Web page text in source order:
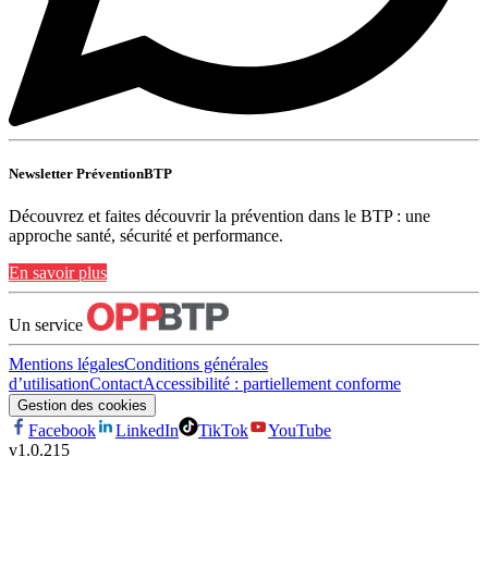
Newsletter PréventionBTP
Découvrez et faites découvrir la prévention dans le BTP : une
approche santé, sécurité et performance.
En savoir plus
Un service
Mentions légalesConditions générales
d’utilisationContactAccessibilité : partiellement conforme
Gestion des cookies
Facebook LinkedIn TikTok
YouTube
v1.0.215